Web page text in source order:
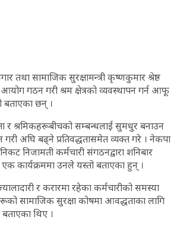
तथा सामाजिक सुरक्षामन्त्री कृष्णकुमार श्रेष्ठ
आयोग गठन गरी श्रम क्षेत्रको व्यवस्थापन गर्न आफू
बताएका छन् ।
र श्रमिकहरूबीचको सम्बन्धलाई सुमधुर बनाउन
गरी अघि बढ्ने प्रतिवद्धतासमेत व्यक्त गरे । नेकपा
निजामती कर्मचारी संगठनद्वारा शनिबार
कार्यक्रममा उनले यस्तो बताएका हुन् ।
र करारमा रहेका कर्मचारीको समस्या
सामाजिक सुरक्षा कोषमा आवद्धताका लागि
थिए ।